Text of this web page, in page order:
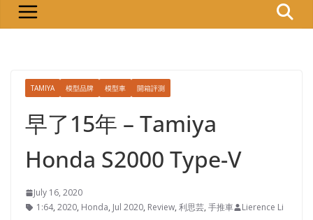
TAMIYA 模型品牌 模型車 開箱評測
早了15年 – Tamiya
Honda S2000 Type-V
July 16, 2020
1:64, 2020, Honda, Jul 2020, Review, 利思芸, 手推車 Lierence Li